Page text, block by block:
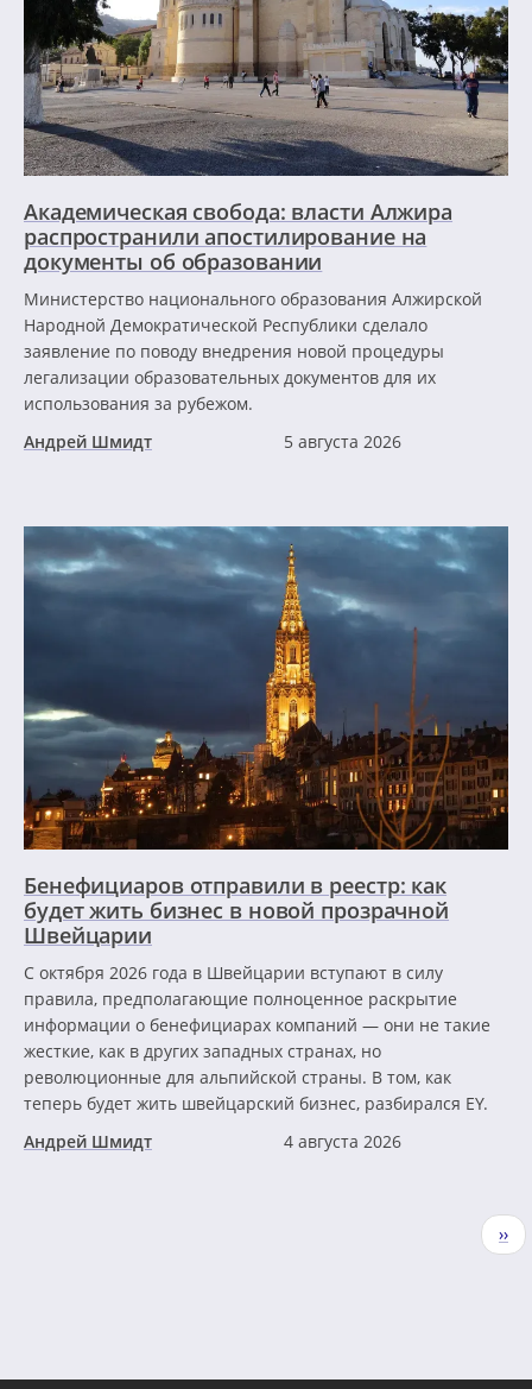
Академическая свобода: власти Алжира
распространили апостилирование на
документы об образовании
Министерство национального образования Алжирской
Народной Демократической Республики сделало
заявление по поводу внедрения новой процедуры
легализации образовательных документов для их
использования за рубежом.
Андрей Шмидт
5 августа 2026
Бенефициаров отправили в реестр: как
будет жить бизнес в новой прозрачной
Швейцарии
С октября 2026 года в Швейцарии вступают в силу
правила, предполагающие полноценное раскрытие
информации о бенефициарах компаний — они не такие
жесткие, как в других западных странах, но
революционные для альпийской страны. В том, как
теперь будет жить швейцарский бизнес, разбирался EY.
Андрей Шмидт
4 августа 2026
››